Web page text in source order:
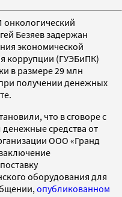
Безяев задержан
экономической
коррупции (ГУЭБиПК)
в размере 29 млн
получении денежных
что в сговоре с
средства от
ООО «Гранд
оборудования для
опубликованном